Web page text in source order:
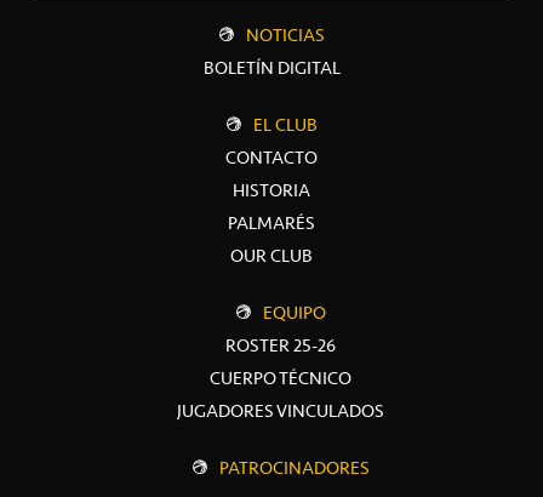
NOTICIAS
BOLETÍN DIGITAL
EL CLUB
CONTACTO
HISTORIA
PALMARÉS
OUR CLUB
EQUIPO
ROSTER 25-26
CUERPO TÉCNICO
JUGADORES VINCULADOS
PATROCINADORES